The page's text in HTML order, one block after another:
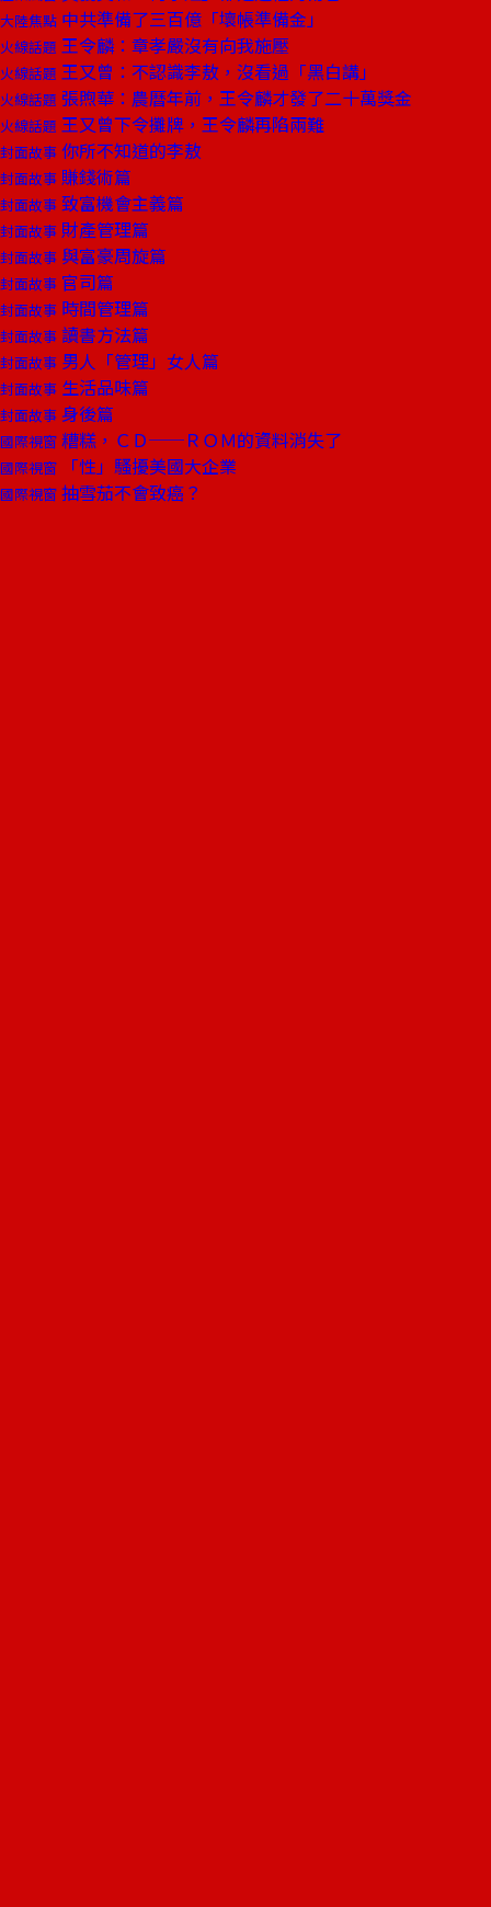
大陸焦點 中共準備了三百億「壞帳準備金」
火線話題 王令麟：章孝嚴沒有向我施壓
火線話題 王又曾：不認識李敖，沒看過「黑白講」
火線話題 張煦華：農曆年前，王令麟才發了二十萬獎金
火線話題 王又曾下令攤牌，王令麟再陷兩難
封面故事 你所不知道的李敖
封面故事 賺錢術篇
封面故事 致富機會主義篇
封面故事 財產管理篇
封面故事 與富豪周旋篇
封面故事 官司篇
封面故事 時間管理篇
封面故事 讀書方法篇
封面故事 男人「管理」女人篇
封面故事 生活品味篇
封面故事 身後篇
國際視窗 糟糕，ＣＤ──ＲＯＭ的資料消失了
國際視窗 「性」騷擾美國大企業
國際視窗 抽雪茄不會致癌？